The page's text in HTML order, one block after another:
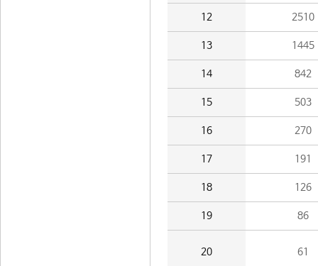
12 2510
13 1445
14 842
15 503
16 270
17 191
18 126
19 86
20 61